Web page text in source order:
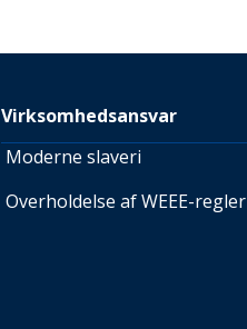
Virksomhedsansvar
Moderne slaveri
Overholdelse af WEEE-regler